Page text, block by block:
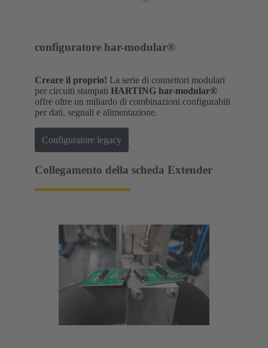
configuratore har-modular®
Creare il proprio! La serie di connettori modulari
per circuiti stampati HARTING har-modular®
offre oltre un miliardo di combinazioni configurabili
per dati, segnali e alimentazione.
Configuratore legacy
Collegamento della scheda Extender